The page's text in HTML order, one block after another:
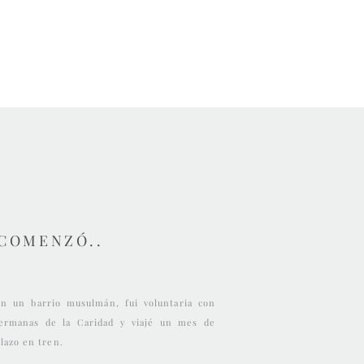
un barrio musulmán, fui voluntaria con
de la Caridad y viajé un mes de
en tren.